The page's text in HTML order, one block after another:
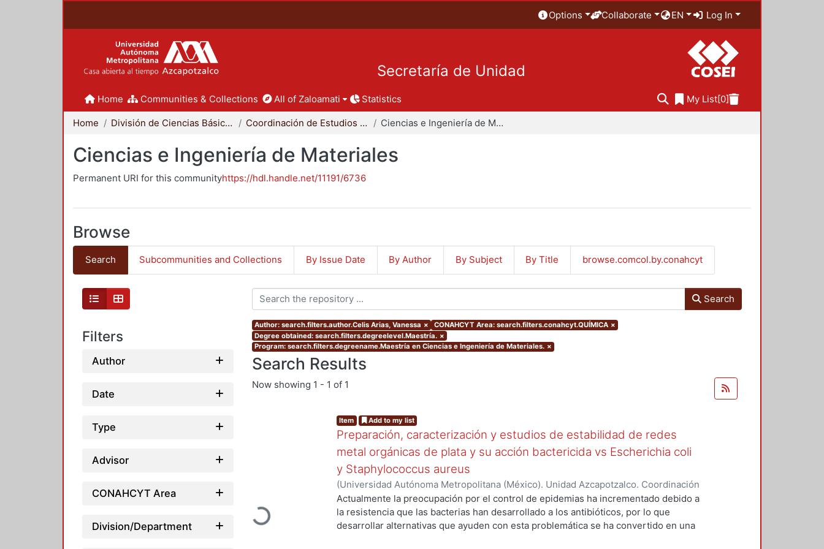
Options Collaborate EN Log In
Secretaría de Unidad
Home Communities & Collections All of Zaloamati Statistics My List[0]
Home División de Ciencias Básicas e Ingeniería Coordinación de Estudios de Posgrado - CBI Ciencias e Ingeniería de Materiales
Ciencias e Ingeniería de Materiales
Permanent URI for this communityhttps://hdl.handle.net/11191/6736
Browse
Search Subcommunities and Collections By Issue Date By Author By Subject By Title browse.comcol.by.conahcyt
Filters
Author
Date
Type
Advisor
CONAHCYT Area
Division/Department
Search
Author: search.filters.author.Celis Arias, Vanessa × CONAHCYT Area: search.filters.conahcyt.QUÍMICA ×
Degree obtained: search.filters.degreelevel.Maestría. ×
Program: search.filters.degreename.Maestría en Ciencias e Ingeniería de Materiales. ×
Search Results
Now showing 1 - 1 of 1
Loading...
Item Add to my list
Preparación, caracterización y estudios de estabilidad de redes
metal orgánicas de plata y su acción bactericida vs Escherichia coli
y Staphylococcus aureus
(Universidad Autónoma Metropolitana (México). Unidad Azcapotzalco. Coordinación
de Servicios de Información., 2019-06)Celis Arias, Vanessa
Actualmente la preocupación por el control de epidemias ha incrementado debido a
la resistencia que las bacterias han desarrollado a los antibióticos, por lo que
desarrollar alternativas que ayuden con esta problemática se ha convertido en una